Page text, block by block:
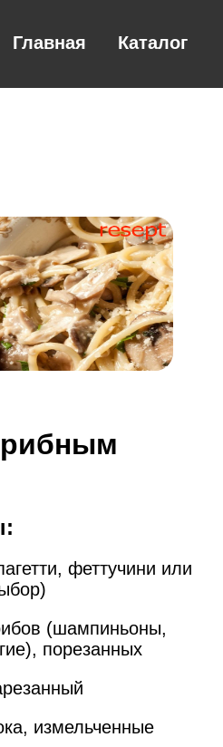
Главная Каталог
феттучини или
(шампиньоны,
порезанных
измельченные